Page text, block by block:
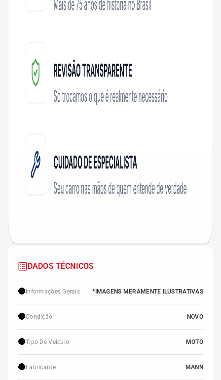
DADOS TÉCNICOS
🔴 Informações Gerais *IMAGENS MERAMENTE ILUSTRATIVAS
🔴Condição NOVO
🔴Tipo De Veículo MOTO
🔴 Fabricante MANN